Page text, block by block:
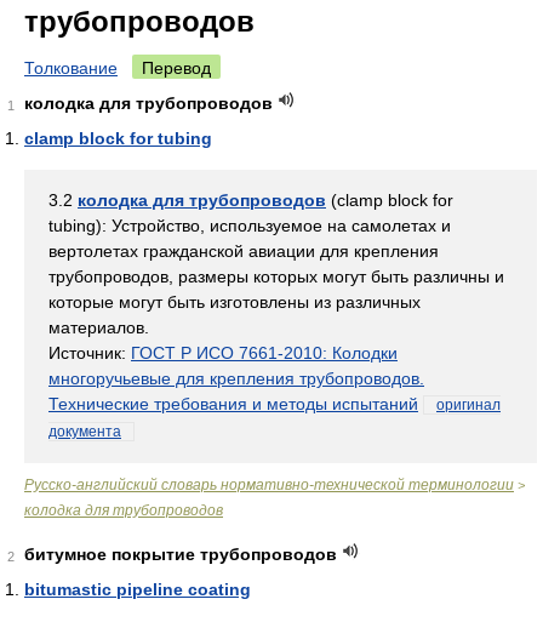
трубопроводов
Толкование Перевод
1
колодка для трубопроводов
clamp block for tubing
3.2 колодка для трубопроводов (clamp block for
tubing): Устройство, используемое на самолетах и
вертолетах гражданской авиации для крепления
трубопроводов, размеры которых могут быть различны и
которые могут быть изготовлены из различных
материалов.
Источник: ГОСТ Р ИСО 7661-2010: Колодки
многоручьевые для крепления трубопроводов.
Технические требования и методы испытаний
оригинал
документа
Русско-английский словарь нормативно-технической терминологии >
колодка для трубопроводов
2
битумное покрытие трубопроводов
bitumastic pipeline coating